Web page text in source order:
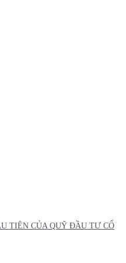
TIÊN CỦA QUỸ ĐẦU TƯ CỔ